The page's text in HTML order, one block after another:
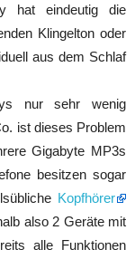
hat eindeutig die
Klingelton oder
aus dem Schlaf
nur sehr wenig
ist dieses Problem
Gigabyte MP3s
besitzen sogar
Kopfhörer
also 2 Geräte mit
alle Funktionen